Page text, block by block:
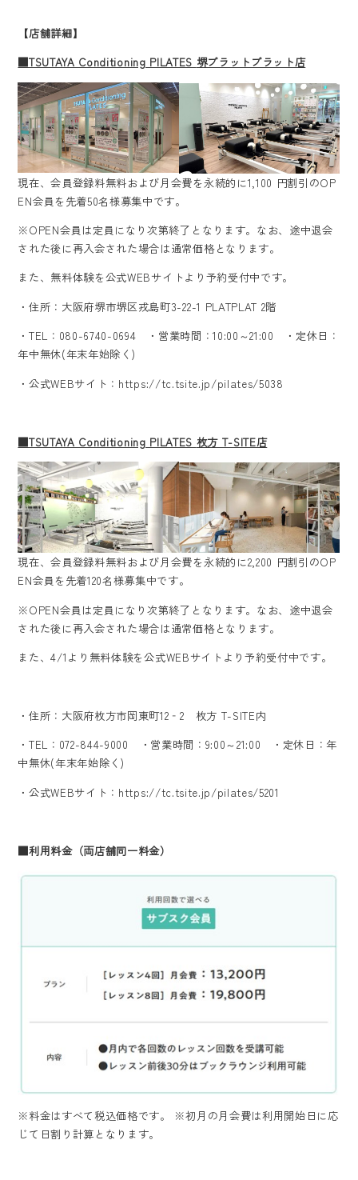
【店舗詳細】
■TSUTAYA Conditioning PILATES 堺プラットプラット店
現在、会員登録料無料および月会費を永続的に1,100 円割引のOP
EN会員を先着50名様募集中です。
※OPEN会員は定員になり次第終了となります。なお、途中退会
された後に再入会された場合は通常価格となります。
また、無料体験を公式WEBサイトより予約受付中です。
・住所：大阪府堺市堺区戎島町3-22-1 PLATPLAT 2階
・TEL：080-6740-0694 ・営業時間：10:00～21:00 ・定休日：
年中無休(年末年始除く)
・公式WEBサイト： https://tc.tsite.jp/pilates/5038
■TSUTAYA Conditioning PILATES 枚方 T-SITE店
現在、会員登録料無料および月会費を永続的に2,200 円割引のOP
EN会員を先着120名様募集中です。
※OPEN会員は定員になり次第終了となります。なお、途中退会
された後に再入会された場合は通常価格となります。
また、4/1より無料体験を公式WEBサイトより予約受付中です。
・住所：大阪府枚方市岡東町12‐2 枚方 T-SITE内
・TEL：072-844-9000 ・営業時間：9:00～21:00 ・定休日：年
中無休(年末年始除く)
・公式WEBサイト： https://tc.tsite.jp/pilates/5201
■利用料金（両店舗同一料金）
※料金はすべて税込価格です。 ※初月の月会費は利用開始日に応
じて日割り計算となります。